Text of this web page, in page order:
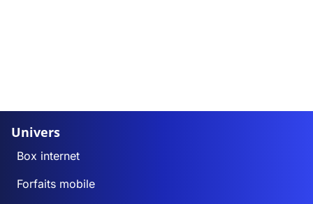
Univers
Box internet
Forfaits mobile